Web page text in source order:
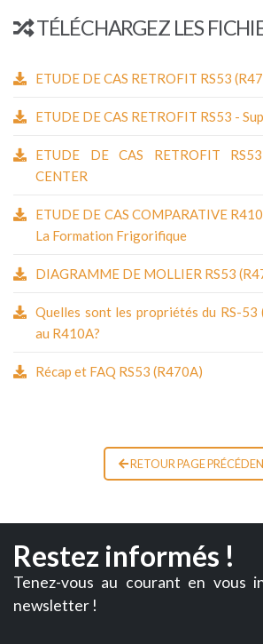
TÉLÉCHARGEZ LES
ETUDE DE CAS RETROFIT RS53
ETUDE DE CAS RETROFIT RS53 -
ETUDE DE CAS RETROFIT
CENTER
ETUDE DE CAS COMPARATIVE
La Formation Frigorifique
DIAGRAMME DE MOLLIER RS53
Quelles sont les propriétés du RS-
au R410A?
Récap et FAQ RS53 (R470A)
RETOUR PAGE
Restez informés !
Tenez-vous au courant en vous
newsletter !